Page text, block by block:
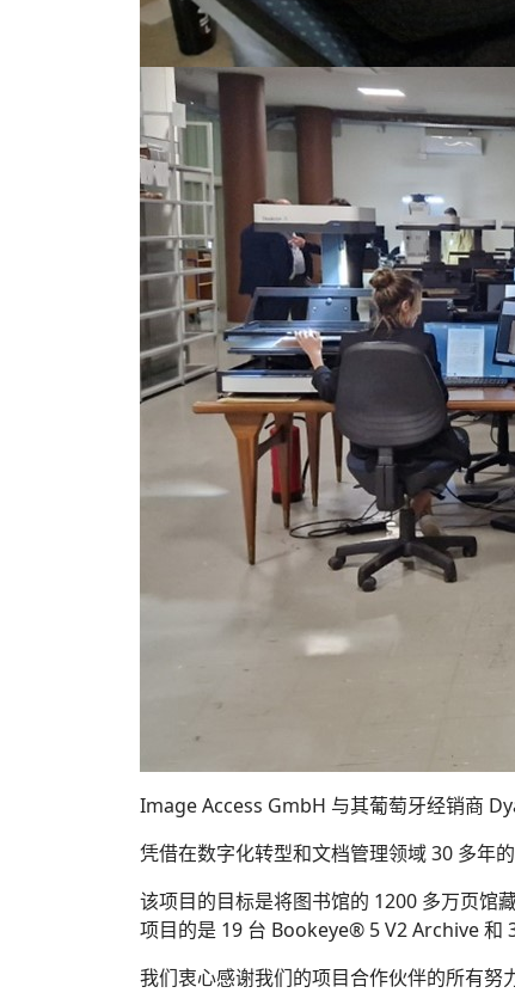
Image Access GmbH 与其葡萄牙经销商
凭借在数字化转型和文档管理领域 30 多年
该项目的目标是将图书馆的 1200 多万页馆
项目的是 19 台 Bookeye® 5 V2 Archive 和
我们衷心感谢我们的项目合作伙伴的所有努